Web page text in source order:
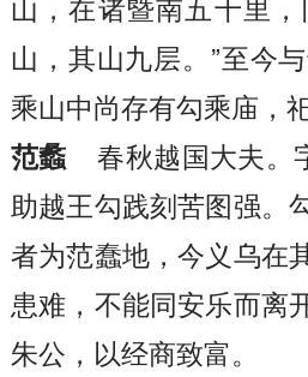
山，其山九层。”至今
乘山中尚存有勾乘庙，
范蠡 春秋越国大夫。
助越王勾践刻苦图强。
者为范蠢地，今义乌在
患难，不能同安乐而离
朱公，以经商致富。